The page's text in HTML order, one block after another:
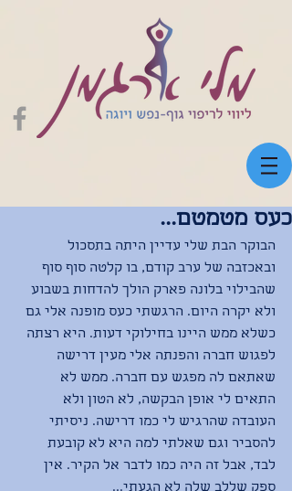
כעס מטמטם...
הבוקר הבת שלי עדיין היתה בתסכול
ובאכזבה של ערב קודם, בו קלטה סוף סוף
שהבילוי בלונה פארק הולך להדחות בשבוע
ולא יקרה היום. הרגשתי כעס מופנה אלי גם
כשלא ממש היינו בחילוקי דעות. היא רצתה
לפגוש חברה והפנתה אלי מעין דרישה
שאתאם לה מפגש עם חברה. ממש לא
התאים לי אופן הבקשה, לא הטון ולא
העובדה שהרגיש לי כמו דרישה. ניסיתי
להסביר וגם שאלתי למה היא לא קובעת
לבד, אבל זה היה כמו לדבר אל הקיר. אין